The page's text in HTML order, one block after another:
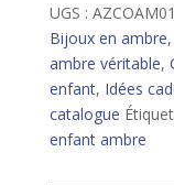
UGS :
Bijoux en ambre,
ambre véritable,
enfant, Idées
catalogue
enfant ambre